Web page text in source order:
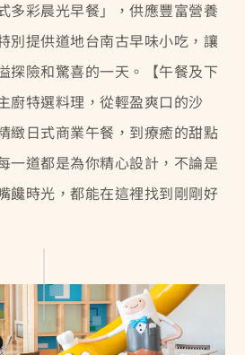
多彩晨光早餐」，供應豐富營養
別提供道地台南古早味小吃，讓
探險和驚喜的一天。【午餐及下
廚特選料理，從輕盈爽口的沙
緻日式商業午餐，到療癒的甜點
一道都是為你精心設計，不論是
饞時光，都能在這裡找到剛剛好